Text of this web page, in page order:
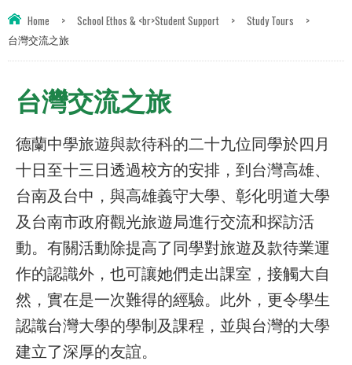
Home > School Ethos & <br>Student Support > Study Tours
>
台灣交流之旅
台灣交流之旅
德蘭中學旅遊與款待科的二十九位同學於四月
十日至十三日透過校方的安排，到台灣高雄、
台南及台中，與高雄義守大學、彰化明道大學
及台南市政府觀光旅遊局進行交流和探訪活
動。有關活動除提高了同學對旅遊及款待業運
作的認識外，也可讓她們走出課室，接觸大自
然，實在是一次難得的經驗。此外，更令學生
認識台灣大學的學制及課程，並與台灣的大學
建立了深厚的友誼。